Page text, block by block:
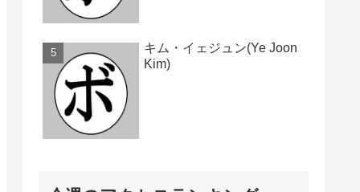
キム・イェジュン(Ye Joon
Kim)